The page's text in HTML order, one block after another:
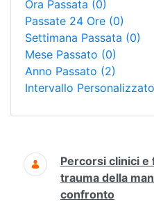
Ora Passata (0)
Passate 24 Ore (0)
Settimana Passata (0)
Mese Passato (0)
Anno Passato (2)
Intervallo
Ricerca
Percorsi clinici
trauma della
confronto